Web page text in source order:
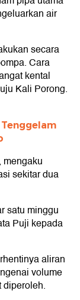
air
secara
Cara
kental
Kali Porong.
sekitar dua
satu minggu
Puji kepada
aliran
volume
diperoleh.